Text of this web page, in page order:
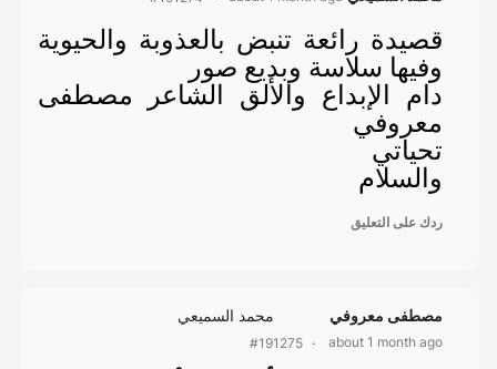
قصيدة رائعة تنبض بالعذوبة والحيوية
وفيها سلاسة وبديع صور
دام الإبداع والألق الشاعر مصطفى
معروفي
تحياتي
والسلام
ردك على التعليق
مصطفى معروفي محمد السميعي
about 1 month ago
#191275